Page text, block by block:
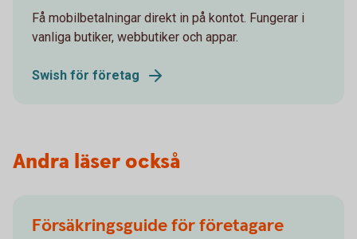
Få mobilbetalningar direkt in på kontot. Fungerar i
vanliga butiker, webbutiker och appar.
Swish för företag
Andra läser också
Försäkringsguide för företagare